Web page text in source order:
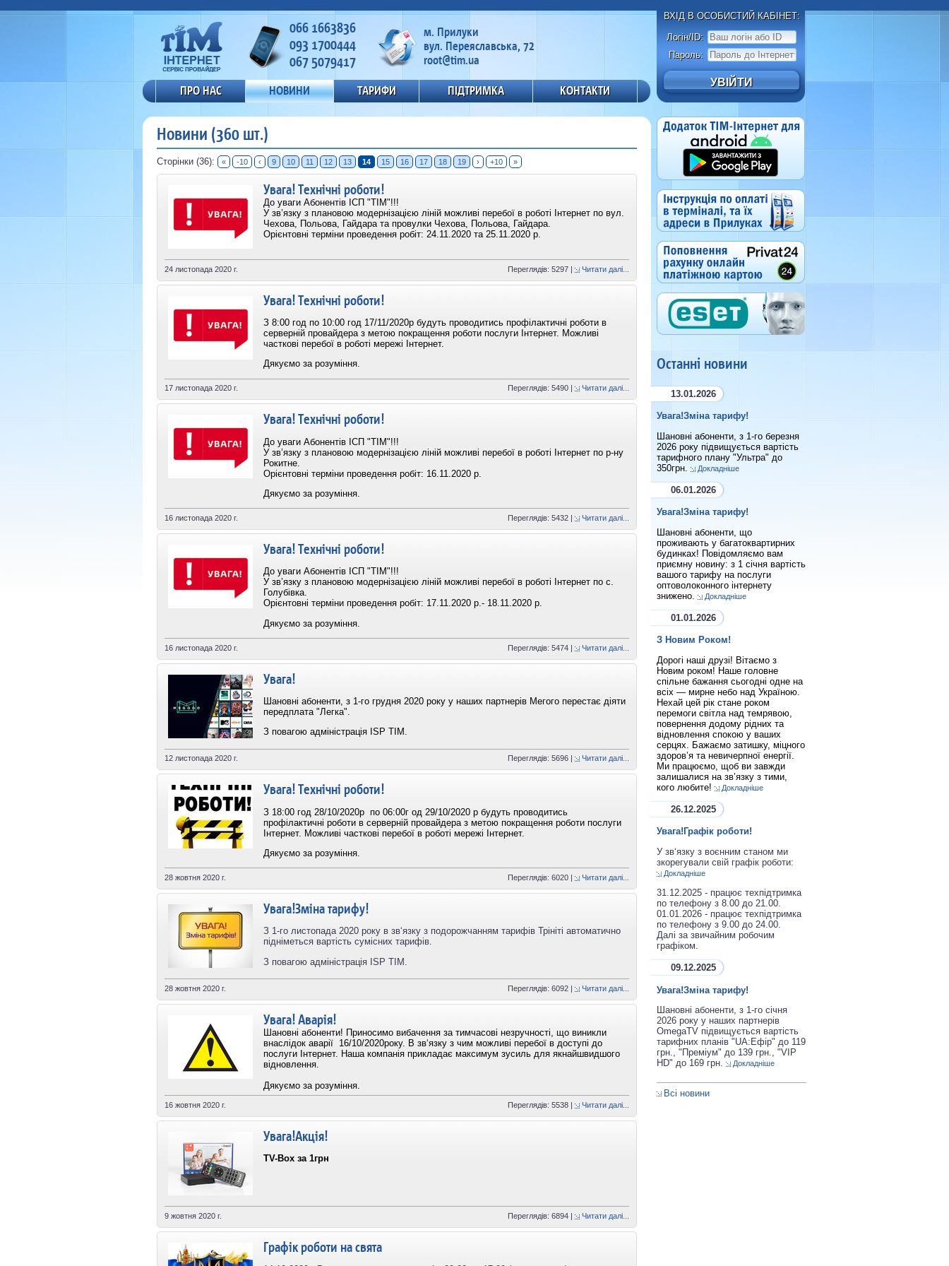
066 1663836
093 1700444
067 5079417
м. Прилуки
вул. Переяславська, 72
root@tim.ua
ВХІД В ОСОБИСТИЙ КАБІНЕТ:
Логін/ID:
Пароль:
ПРО НАС НОВИНИ ТАРИФИ ПІДТРИМКА КОНТАКТИ
Новини (360 шт.)
Сторінки (36): « -10 ‹ 9 10 11 12 13 14 15 16 17 18 19 › +10 »
Увага! Технічні роботи!
До уваги Абонентів ІСП "ТІМ"!!!
У зв’язку з плановою модернізацією ліній можливі перебої в роботі Інтернет по вул.
Чехова, Польова, Гайдара та провулки Чехова, Польова, Гайдара.
Орієнтовні терміни проведення робіт: 24.11.2020 та 25.11.2020 р.
24 листопада 2020 г. Переглядів: 5297 | Читати далі...
Увага! Технічні роботи!
З 8:00 год по 10:00 год 17/11/2020р будуть проводитись профілактичні роботи в
серверній провайдера з метою покращення роботи послуги Інтернет. Можливі
часткові перебої в роботі мережі Інтернет.
Дякуємо за розуміння.
17 листопада 2020 г. Переглядів: 5490 | Читати далі...
Увага! Технічні роботи!
До уваги Абонентів ІСП "ТІМ"!!!
У зв’язку з плановою модернізацією ліній можливі перебої в роботі Інтернет по р-ну
Рокитне.
Орієнтовні терміни проведення робіт: 16.11.2020 р.
Дякуємо за розуміння.
16 листопада 2020 г. Переглядів: 5432 | Читати далі...
Увага! Технічні роботи!
До уваги Абонентів ІСП "ТІМ"!!!
У зв’язку з плановою модернізацією ліній можливі перебої в роботі Інтернет по с.
Голубівка.
Орієнтовні терміни проведення робіт: 17.11.2020 р.- 18.11.2020 р.
Дякуємо за розуміння.
16 листопада 2020 г. Переглядів: 5474 | Читати далі...
Увага!
Шановні абоненти, з 1-го грудня 2020 року у наших партнерів Мегого перестає діяти
передплата "Легка".
З повагою адміністрація ISP TIM.
12 листопада 2020 г. Переглядів: 5696 | Читати далі...
Увага! Технічні роботи!
З 18:00 год 28/10/2020р по 06:00г од 29/10/2020 р будуть проводитись
профілактичні роботи в серверній провайдера з метою покращення роботи послуги
Інтернет. Можливі часткові перебої в роботі мережі Інтернет.
Дякуємо за розуміння.
28 жовтня 2020 г. Переглядів: 6020 | Читати далі...
Увага!Зміна тарифу!
З 1-го листопада 2020 року в зв‘язку з подорожчанням тарифів Трініті автоматично
підніметься вартість сумісних тарифів.
З повагою адміністрація ISP TIM.
28 жовтня 2020 г. Переглядів: 6092 | Читати далі...
Увага! Аварія!
Шановні абоненти! Приносимо вибачення за тимчасові незручності, що виникли
внаслідок аварії 16/10/2020року. В зв‘язку з чим можливі перебої в доступі до
послуги Інтернет. Наша компанія прикладає максимум зусиль для якнайшвидшого
відновлення.
Дякуємо за розуміння.
16 жовтня 2020 г. Переглядів: 5538 | Читати далі...
Увага!Акція!
TV-Box за 1грн
9 жовтня 2020 г. Переглядів: 6894 | Читати далі...
Графік роботи на свята
Останні новини
13.01.2026
Увага!Зміна тарифу!
Шановні абоненти, з 1-го березня
2026 року підвищується вартість
тарифного плану "Ультра" до
350грн.
Докладніше
06.01.2026
Увага!Зміна тарифу!
Шановні абоненти, що
проживають у багатоквартирних
будинках! Повідомляємо вам
приємну новину: з 1 січня вартість
вашого тарифу на послуги
оптоволоконного інтернету
знижено.
Докладніше
01.01.2026
З Новим Роком!
Дорогі наші друзі! Вітаємо з
Новим роком! Наше головне
спільне бажання сьогодні одне на
всіх — мирне небо над Україною.
Нехай цей рік стане роком
перемоги світла над темрявою,
повернення додому рідних та
відновлення спокою у ваших
серцях. Бажаємо затишку, міцного
здоров’я та невичерпної енергії.
Ми працюємо, щоб ви завжди
залишалися на зв’язку з тими,
кого любите!
Докладніше
26.12.2025
Увага!Графік роботи!
У зв‘язку з воєнним станом ми
зкорегували свій графік роботи:
Докладніше
31.12.2025 - працює техпідтримка
по телефону з 8.00 до 21.00.
01.01.2026 - працює техпідтримка
по телефону з 9.00 до 24.00.
Далі за звичайним робочим
графіком.
09.12.2025
Увага!Зміна тарифу!
Шановні абоненти, з 1-го січня
2026 року у наших партнерів
OmegaTV підвищується вартість
тарифних планів "UA:Ефір" до 119
грн., "Преміум" до 139 грн., "VIP
HD" до 169 грн.
Докладніше
Всі новини